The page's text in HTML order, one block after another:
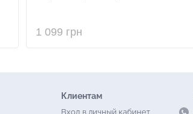
1 099 грн
Клиентам
Вход в личный кабинет